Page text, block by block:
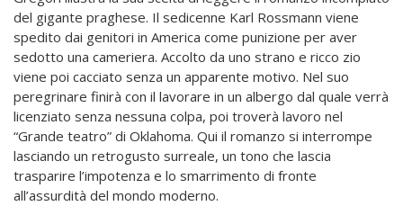
del gigante praghese. Il sedicenne Karl Rossmann viene
spedito dai genitori in America come punizione per aver
sedotto una cameriera. Accolto da uno strano e ricco zio
viene poi cacciato senza un apparente motivo. Nel suo
peregrinare finirà con il lavorare in un albergo dal quale verrà
licenziato senza nessuna colpa, poi troverà lavoro nel
“Grande teatro” di Oklahoma. Qui il romanzo si interrompe
lasciando un retrogusto surreale, un tono che lascia
trasparire l’impotenza e lo smarrimento di fronte
all’assurdità del mondo moderno.